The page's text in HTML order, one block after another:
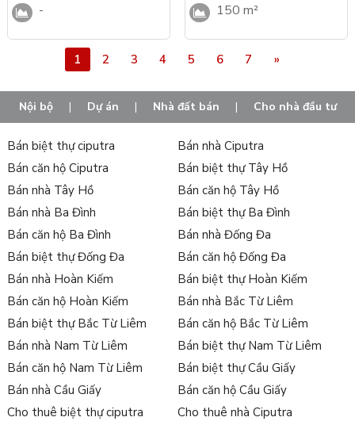
-
150 m²
1 2 3 4 5 6 7 »
Nội bộ | Dự án | Nhà đất bán | Cho nhà đầu tư
Bán biệt thự ciputra
Bán nhà Ciputra
Bán căn hộ Ciputra
Bán biệt thự Tây Hồ
Bán nhà Tây Hồ
Bán căn hộ Tây Hồ
Bán nhà Ba Đình
Bán biệt thự Ba Đình
Bán căn hộ Ba Đình
Bán nhà Đống Đa
Bán biệt thự Đống Đa
Bán căn hộ Đống Đa
Bán nhà Hoàn Kiếm
Bán biệt thự Hoàn Kiếm
Bán căn hộ Hoàn Kiếm
Bán nhà Bắc Từ Liêm
Bán biệt thự Bắc Từ Liêm
Bán căn hộ Bắc Từ Liêm
Bán nhà Nam Từ Liêm
Bán biệt thự Nam Từ Liêm
Bán căn hộ Nam Từ Liêm
Bán biệt thự Cầu Giấy
Bán nhà Cầu Giấy
Bán căn hộ Cầu Giấy
Cho thuê biệt thự ciputra
Cho thuê nhà Ciputra